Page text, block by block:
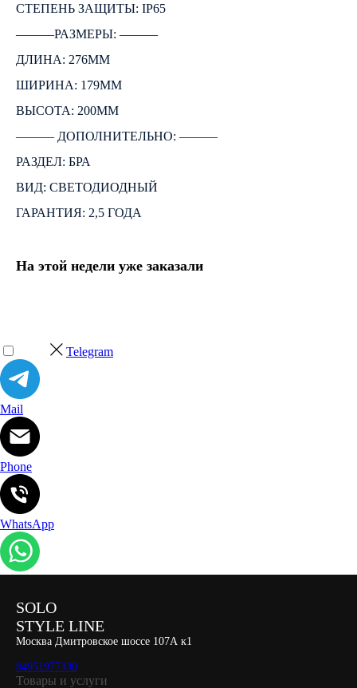
СТЕПЕНЬ ЗАЩИТЫ: IP65
―――РАЗМЕРЫ: ―――
ДЛИНА: 276ММ
ШИРИНА: 179ММ
ВЫСОТА: 200ММ
――― ДОПОЛНИТЕЛЬНО: ―――
РАЗДЕЛ: БРА
ВИД: СВЕТОДИОДНЫЙ
ГАРАНТИЯ: 2,5 ГОДА
На этой недели уже заказали
Telegram
Mail
Phone
WhatsApp
SOLO
STYLE LINE
Москва Дмитровское шоссе 107А к1
84951977330
Товары и услуги